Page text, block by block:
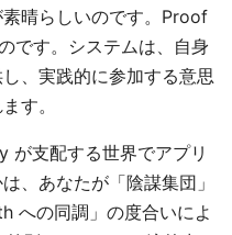
晴らしいのです。Proof
です。システムは、自身
、実践的に参加する意思
す。
支配する世界でアプリ
、あなたが「陰謀集団」
への同調」の度合いによ